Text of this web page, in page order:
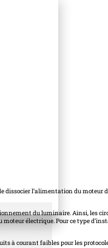
l’alimentation du
du luminaire. Ainsi, les
électrique. Pour ce type
à courant faibles pour les